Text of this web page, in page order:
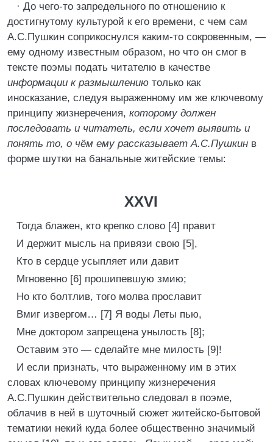
· До чего-то запредельного по отношению к
достигнутому культурой к его времени, с чем сам
А.С.Пушкин соприкоснулся каким-то сокровенным, —
ему одному известным образом, но что он смог в
тексте поэмы подать читателю в качестве
информации к размышлению только как
иносказание, следуя выраженному им же ключевому
принципу жизнеречения, которому должен
последовать и читатель, если хочет выявить и
понять то, о чём ему рассказывает А.С.Пушкин в
форме шутки на банальные житейские темы:
XXVI
Тогда блажен, кто крепко слово [4] правит
И держит мысль на привязи свою [5],
Кто в сердце усыпляет или давит
Мгновенно [6] прошипевшую змию;
Но кто болтлив, того молва прославит
Вмиг извергом… [7] Я воды Леты пью,
Мне доктором запрещена унылость [8];
Оставим это — сделайте мне милость [9]!
И если признать, что выраженному им в этих
словах ключевому принципу жизнеречения
А.С.Пушкин действительно следовал в поэме,
облачив в ней в шуточный сюжет житейско-бытовой
тематики некий куда более общественно значимый